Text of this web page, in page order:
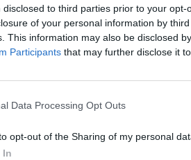
disclosed to third parties prior to your
of your personal information by
This information may also be disclosed
Participants that may further disclose it
Data Processing Opt Outs
opt-out of the Sharing of my personal
In